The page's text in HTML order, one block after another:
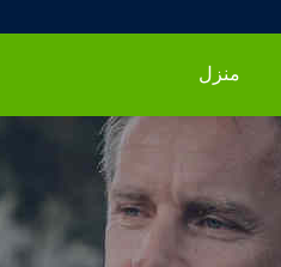
منزل